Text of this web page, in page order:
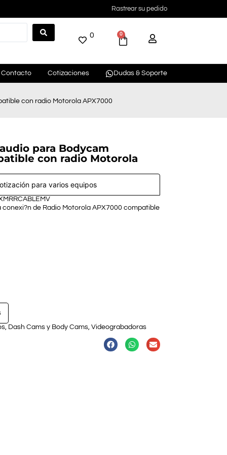
Rastrear su pedido
0 0
Contacto Cotizaciones Dudas & Soporte
con radio Motorola APX7000
para Bodycam
con radio Motorola
para varios equipos
de Radio Motorola APX7000 compatible
, Dash Cams y Body Cams, Videograbadoras